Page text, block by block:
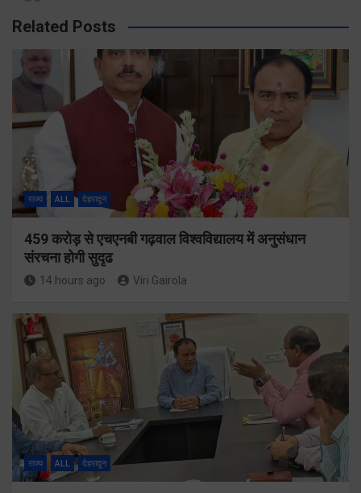
Related Posts
राज्य ALL देहरादून
459 करोड़ से एचएनबी गढ़वाल विश्वविद्यालय में अनुसंधान
संरचना होगी सुदृढ
14 hours ago Viri Gairola
राज्य ALL देहरादून